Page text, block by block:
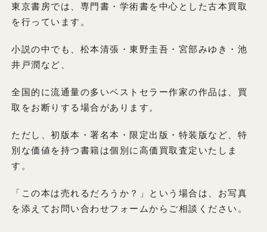
東京書房では、専門書・学術書を中心とした古本買取
を行っています。
小説の中でも、松本清張・東野圭吾・宮部みゆき・池
井戸潤など、
全国的に流通量の多いベストセラー作家の作品は、買
取をお断りする場合があります。
ただし、初版本・署名本・限定出版・特装版など、特
別な価値を持つ書籍は個別に高価買取査定いたしま
す。
「この本は売れるだろうか？」という場合は、お写真
を添えてお問い合わせフォームからご相談ください。